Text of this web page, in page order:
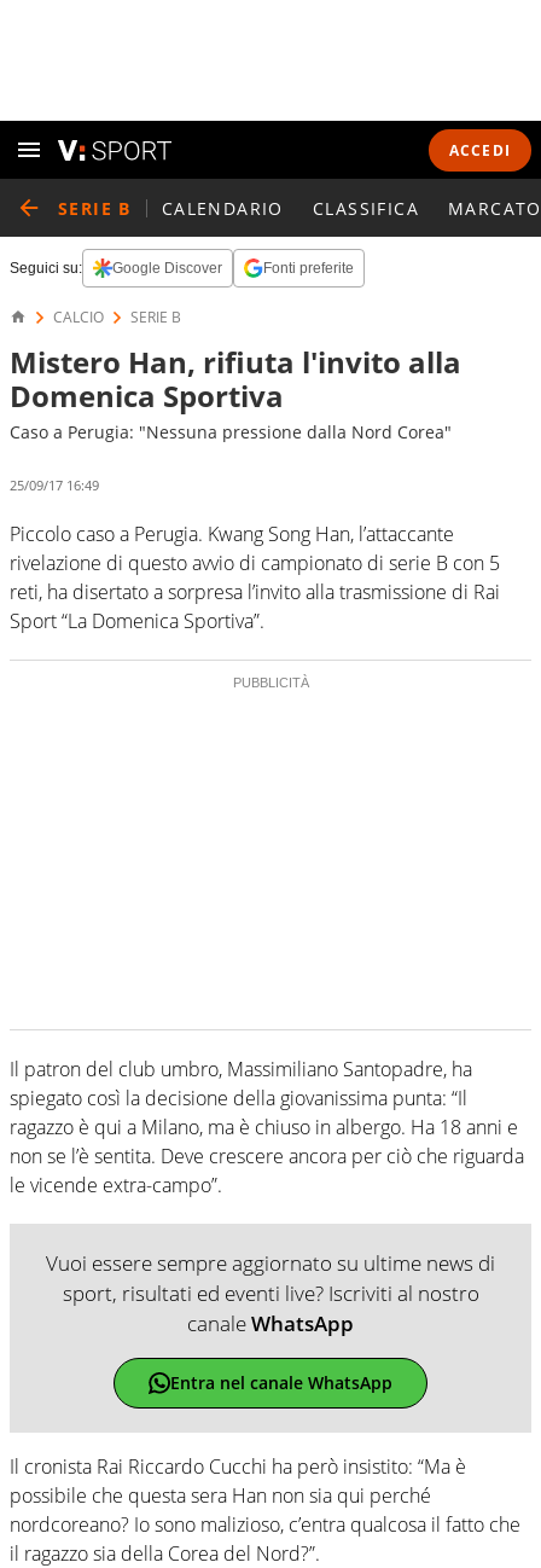
ACCEDI
SERIE B CALENDARIO CLASSIFICA
Seguici su: Google Discover Fonti preferite
CALCIO SERIE B
Mistero Han, rifiuta l'invito alla
Domenica Sportiva
Caso a Perugia: "Nessuna pressione dalla Nord Corea"
25/09/17 16:49
Piccolo caso a Perugia. Kwang Song Han, l’attaccante
rivelazione di questo avvio di campionato di serie B con 5
reti, ha disertato a sorpresa l’invito alla trasmissione di Rai
Sport “La Domenica Sportiva”.
Il patron del club umbro, Massimiliano Santopadre, ha
spiegato così la decisione della giovanissima punta: “Il
ragazzo è qui a Milano, ma è chiuso in albergo. Ha 18 anni e
non se l’è sentita. Deve crescere ancora per ciò che riguarda
le vicende extra-campo”.
Vuoi essere sempre aggiornato su ultime news di
sport, risultati ed eventi live? Iscriviti al nostro
canaleWhatsApp
Entra nel canale WhatsApp
Il cronista Rai Riccardo Cucchi ha però insistito: “Ma è
possibile che questa sera Han non sia qui perché
nordcoreano? Io sono malizioso, c’entra qualcosa il fatto che
il ragazzo sia della Corea del Nord?”.